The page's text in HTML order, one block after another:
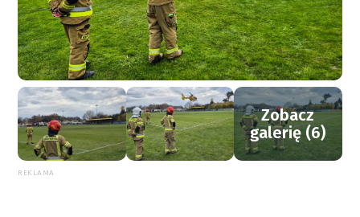
Zobacz
galerię (6)
REKLAMA